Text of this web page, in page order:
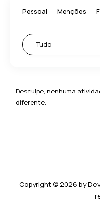
Pessoal Menções
Desculpe, nenhuma
diferente.
Copyright © 2026 by